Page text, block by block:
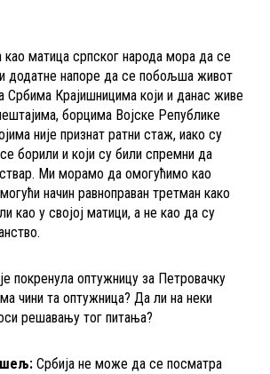
као матица српског народа мора да се
додатне напоре да се побољша живот
Србима Крајишницима који и данас живе
борцима Војске Републике
није признат ратни стаж, иако су
борили и који су били спремни да
Ми морамо да омогућимо као
начин равноправан третман како
као у својој матици, а не као да су
покренула оптужницу за Петровачку
чини та оптужница? Да ли на неки
решавању тог питања?
Србија не може да се посматра